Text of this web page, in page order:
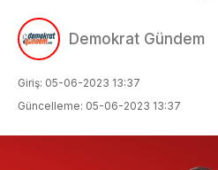
Demokrat Gündem
Giriş: 05-06-2023 13:37
Güncelleme: 05-06-2023 13:37